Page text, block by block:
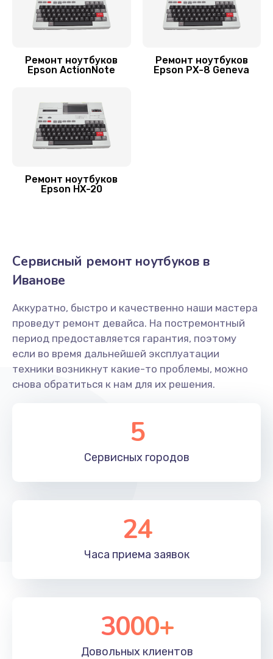
Замена аккумулятора
620 руб.
Замена SSD ноутбука Epson
Замена HDD (замена жёсткого диска)
Установка драйверов Windows
Заказать
Замена кулера
600 руб.
1300 руб.
Замена разъема питания
500 руб.
Заказать
Замена северного моста
Замена шлейфа
Ремонт ноутбуков
Epson ActionNote
Ремонт ноутбуков
Epson PX-8 Geneva
Ремонт ноутбуков
Epson HX-20
Сервисный ремонт ноутбуков в
Иванове
Аккуратно, быстро и качественно наши мастера
проведут ремонт девайса. На постремонтный
период предоставляется гарантия, поэтому
если во время дальнейшей эксплуатации
техники возникнут какие-то проблемы, можно
снова обратиться к нам для их решения.
5
Сервисных городов
24
Часа приема заявок
3000+
Довольных клиентов